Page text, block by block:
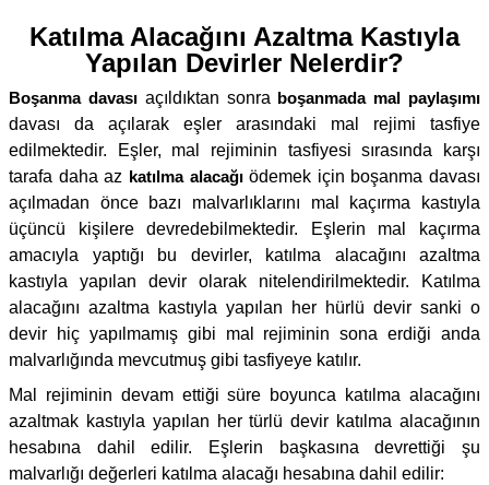
Katılma Alacağını Azaltma Kastıyla
Yapılan Devirler Nelerdir?
Boşanma davasıaçıldıktan sonra boşanmada mal paylaşımı
davası da açılarak eşler arasındaki mal rejimi tasfiye
edilmektedir. Eşler, mal rejiminin tasfiyesi sırasında karşı
tarafa daha az katılma alacağıödemek için boşanma davası
açılmadan önce bazı malvarlıklarını mal kaçırma kastıyla
üçüncü kişilere devredebilmektedir. Eşlerin mal kaçırma
amacıyla yaptığı bu devirler, katılma alacağını azaltma
kastıyla yapılan devir olarak nitelendirilmektedir. Katılma
alacağını azaltma kastıyla yapılan her hürlü devir sanki o
devir hiç yapılmamış gibi mal rejiminin sona erdiği anda
malvarlığında mevcutmuş gibi tasfiyeye katılır.
Mal rejiminin devam ettiği süre boyunca katılma alacağını
azaltmak kastıyla yapılan her türlü devir katılma alacağının
hesabına dahil edilir. Eşlerin başkasına devrettiği şu
malvarlığı değerleri katılma alacağı hesabına dahil edilir: